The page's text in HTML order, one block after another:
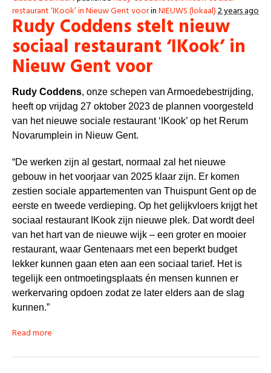
restaurant ‘IKook’ in Nieuw Gent voorinNIEUWS (lokaal)2 years ago
Rudy Coddens stelt nieuw
sociaal restaurant ‘IKook’ in
Nieuw Gent voor
Rudy Coddens, onze schepen van Armoedebestrijding,
heeft op vrijdag 27 oktober 2023 de plannen voorgesteld
van het nieuwe sociale restaurant ‘IKook’ op het Rerum
Novarumplein in Nieuw Gent.
“De werken zijn al gestart, normaal zal het nieuwe
gebouw in het voorjaar van 2025 klaar zijn. Er komen
zestien sociale appartementen van Thuispunt Gent op de
eerste en tweede verdieping. Op het gelijkvloers krijgt het
sociaal restaurant IKook zijn nieuwe plek. Dat wordt deel
van het hart van de nieuwe wijk – een groter en mooier
restaurant, waar Gentenaars met een beperkt budget
lekker kunnen gaan eten aan een sociaal tarief. Het is
tegelijk een ontmoetingsplaats én mensen kunnen er
werkervaring opdoen zodat ze later elders aan de slag
kunnen.”
Read more